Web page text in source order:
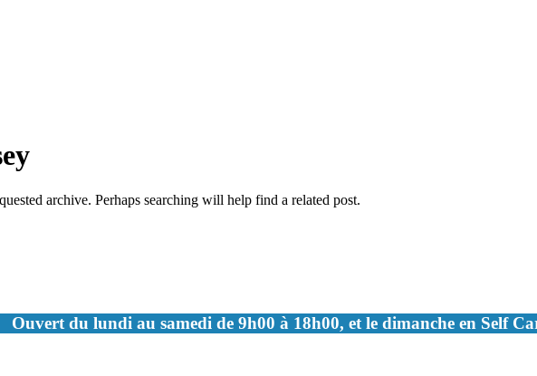
archive. Perhaps searching will help find a related post.
Ouvert du lundi au samedi de 9h00 à 18h00, et le dimanche en Self